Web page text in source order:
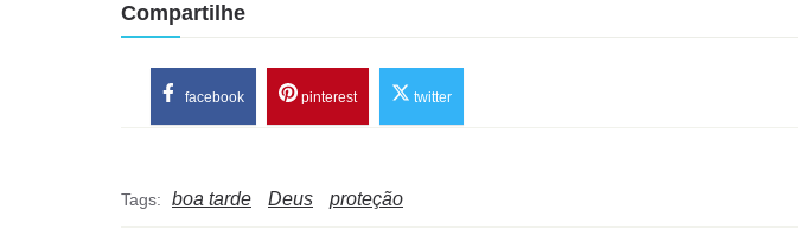
Compartilhe
facebook pinterest twitter
Tags: boa tarde Deus proteção